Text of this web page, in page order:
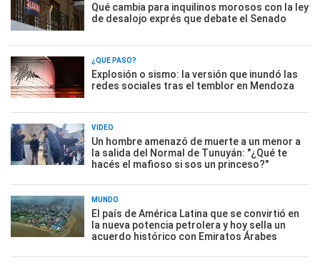
Qué cambia para inquilinos morosos con la ley
de desalojo exprés que debate el Senado
¿QUÉ PASÓ?
Explosión o sismo: la versión que inundó las
redes sociales tras el temblor en Mendoza
VIDEO
Un hombre amenazó de muerte a un menor a
la salida del Normal de Tunuyán: "¿Qué te
hacés el mafioso si sos un princeso?"
MUNDO
El país de América Latina que se convirtió en
la nueva potencia petrolera y hoy sella un
acuerdo histórico con Emiratos Árabes